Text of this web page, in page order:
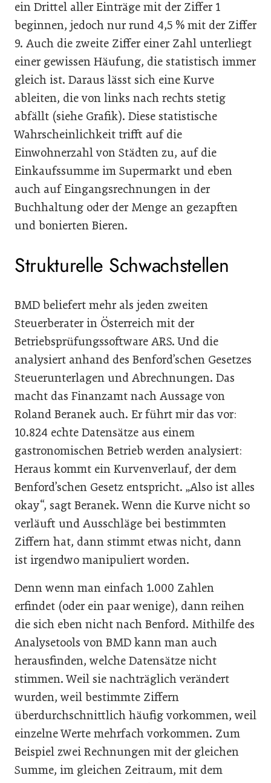
ein Drittel aller Einträge mit der Ziffer 1
beginnen, jedoch nur rund 4,5 % mit der Ziffer
9. Auch die zweite Ziffer einer Zahl unterliegt
einer gewissen Häufung, die statistisch immer
gleich ist. Daraus lässt sich eine Kurve
ableiten, die von links nach rechts stetig
abfällt (siehe Grafik). Diese statistische
Wahrscheinlichkeit trifft auf die
Einwohnerzahl von Städten zu, auf die
Einkaufssumme im Supermarkt und eben
auch auf Eingangsrechnungen in der
Buchhaltung oder der Menge an gezapften
und bonierten Bieren.
Strukturelle Schwachstellen
BMD beliefert mehr als jeden zweiten
Steuerberater in Österreich mit der
Betriebsprüfungssoftware ARS. Und die
analysiert anhand des Benford’schen Gesetzes
Steuerunterlagen und Abrechnungen. Das
macht das Finanzamt nach Aussage von
Roland Beranek auch. Er führt mir das vor:
10.824 echte Datensätze aus einem
gastronomischen Betrieb werden analysiert:
Heraus kommt ein Kurvenverlauf, der dem
Benford’schen Gesetz entspricht. „Also ist alles
okay“, sagt Beranek. Wenn die Kurve nicht so
verläuft und Ausschläge bei bestimmten
Ziffern hat, dann stimmt etwas nicht, dann
ist irgendwo manipuliert worden.
Denn wenn man einfach 1.000 Zahlen
erfindet (oder ein paar wenige), dann reihen
die sich eben nicht nach Benford. Mithilfe des
Analysetools von BMD kann man auch
herausfinden, welche Datensätze nicht
stimmen. Weil sie nachträglich verändert
wurden, weil bestimmte Ziffern
überdurchschnittlich häufig vorkommen, weil
einzelne Werte mehrfach vorkommen. Zum
Beispiel zwei Rechnungen mit der gleichen
Summe, im gleichen Zeitraum, mit dem